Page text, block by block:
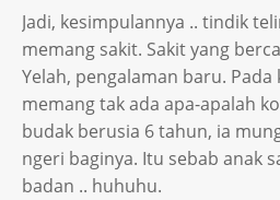
Jadi, kesimpulannya .. tindik
memang sakit. Sakit yang
Yelah, pengalaman baru. Pada
memang tak ada apa-apalah
budak berusia 6 tahun, ia
ngeri baginya. Itu sebab anak
badan .. huhuhu.